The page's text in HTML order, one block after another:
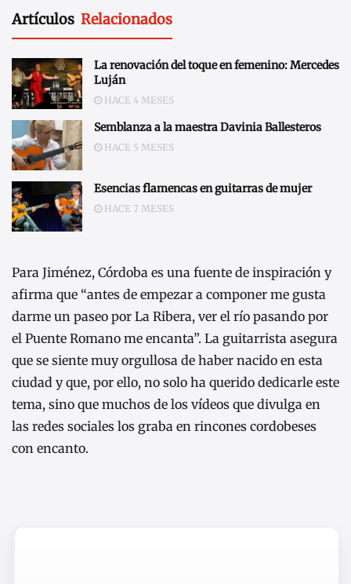
Artículos Relacionados
La renovación del toque en femenino: Mercedes
Luján
HACE 4 MESES
Semblanza a la maestra Davinia Ballesteros
HACE 5 MESES
Esencias flamencas en guitarras de mujer
HACE 7 MESES
Para Jiménez, Córdoba es una fuente de inspiración y
afirma que “antes de empezar a componer me gusta
darme un paseo por La Ribera, ver el río pasando por
el Puente Romano me encanta”. La guitarrista asegura
que se siente muy orgullosa de haber nacido en esta
ciudad y que, por ello, no solo ha querido dedicarle este
tema, sino que muchos de los vídeos que divulga en
las redes sociales los graba en rincones cordobeses
con encanto.